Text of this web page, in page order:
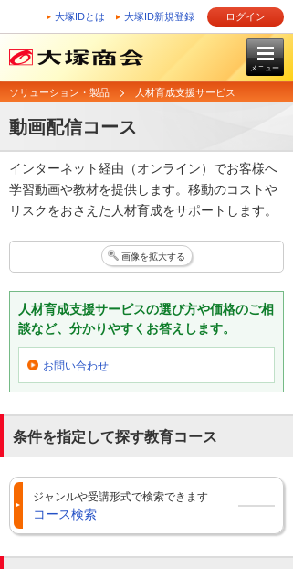
大塚IDとは 大塚ID新規登録 ログイン
メニュー
ソリューション・製品 人材育成支援サービス
動画配信コース
インターネット経由（オンライン）でお客様へ
学習動画や教材を提供します。移動のコストや
リスクをおさえた人材育成をサポートします。
画像を拡大する
人材育成支援サービスの選び方や価格のご相
談など、分かりやすくお答えします。
お問い合わせ
条件を指定して探す教育コース
ジャンルや受講形式で検索できます
コース検索